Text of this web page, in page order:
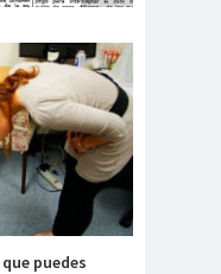
siglo XIX
puedes